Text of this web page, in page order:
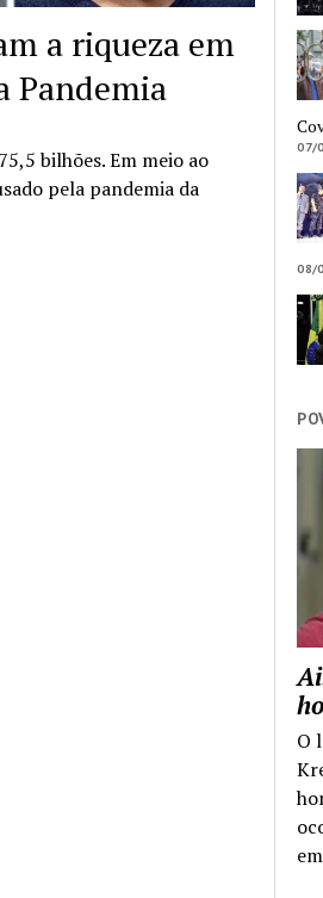
a riqueza em
Pandemia
bilhões. Em meio ao
pela pandemia da
07/
08/
O